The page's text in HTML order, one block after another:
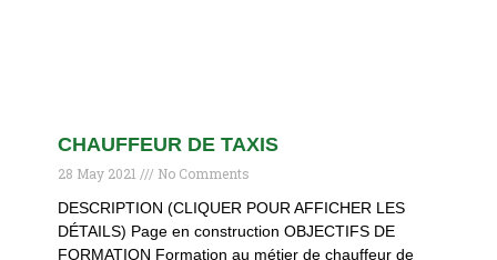
CHAUFFEUR DE TAXIS
28 May 2021
No Comments
DESCRIPTION (CLIQUER POUR AFFICHER LES
DÉTAILS) Page en construction OBJECTIFS DE
FORMATION Formation au métier de chauffeur de